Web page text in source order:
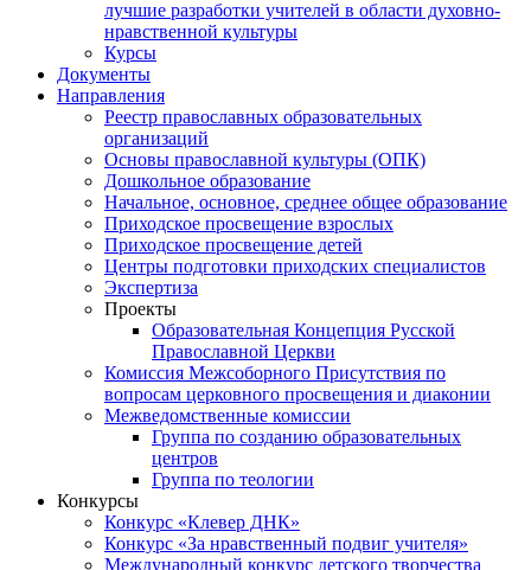
лучшие разработки учителей в области духовно-
нравственной культуры
Курсы
Документы
Направления
Реестр православных образовательных
организаций
Основы православной культуры (ОПК)
Дошкольное образование
Начальное, основное, среднее общее образование
Приходское просвещение взрослых
Приходское просвещение детей
Центры подготовки приходских специалистов
Экспертиза
Проекты
Образовательная Концепция Русской
Православной Церкви
Комиссия Межсоборного Присутствия по
вопросам церковного просвещения и диаконии
Межведомственные комиссии
Группа по созданию образовательных
центров
Группа по теологии
Конкурсы
Конкурс «Клевер ДНК»
Конкурс «За нравственный подвиг учителя»
Международный конкурс детского творчества